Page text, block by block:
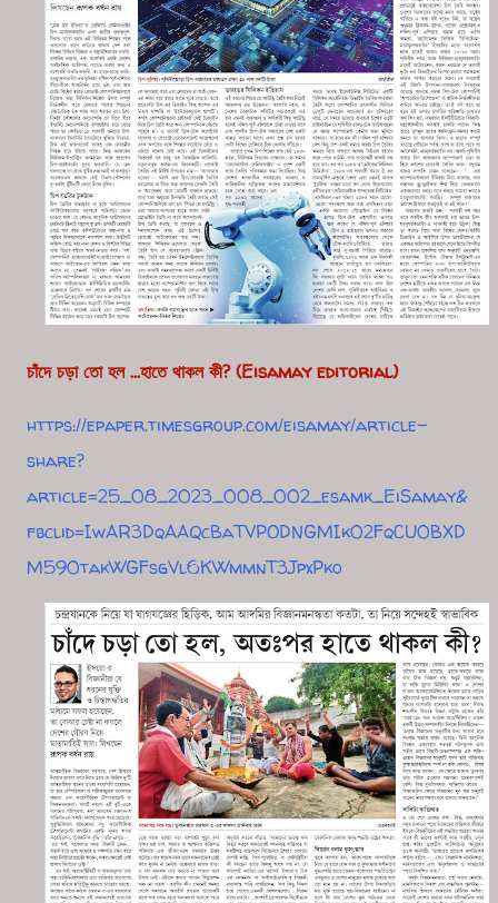
চাঁদে চড়া তো হল ...হাতে থাকল কী? (Eisamay editorial)
https://epaper.timesgroup.com/eisamay/article-
share?
article=25_08_2023_008_002_esamk_EiSamay&
fbclid=IwAR3DqAAQcBaTVPODNGMIk02FqCU0BXD
M590takWGFsgVl6KWmmnT3JpxPko